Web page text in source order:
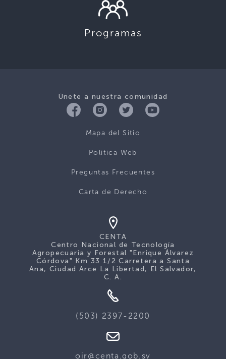
Programas
Únete a nuestra comunidad
Mapa del Sitio
Politica Web
Preguntas Frecuentes
Carta de Derecho
CENTA
Centro Nacional de Tecnología
Agropecuaria y Forestal "Enrique Álvarez
Córdova" Km 33 1/2 Carretera a Santa
Ana, Ciudad Arce La Libertad, El Salvador,
C. A.
(503) 2397-2200
oir@centa.gob.sv